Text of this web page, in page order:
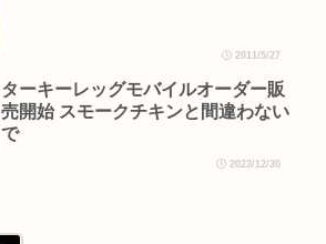
2011/5/27
ターキーレッグモバイルオーダー販
売開始 スモークチキンと間違わない
で
2023/12/30